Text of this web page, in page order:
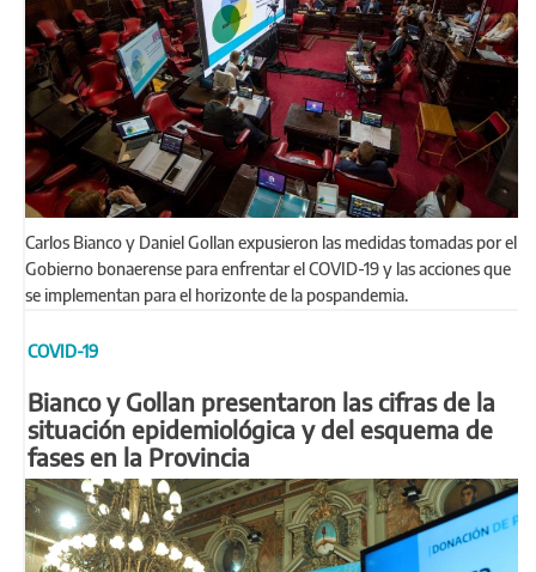
Carlos Bianco y Daniel Gollan expusieron las medidas tomadas por el
Gobierno bonaerense para enfrentar el COVID-19 y las acciones que
se implementan para el horizonte de la pospandemia.
COVID-19
Bianco y Gollan presentaron las cifras de la
situación epidemiológica y del esquema de
fases en la Provincia